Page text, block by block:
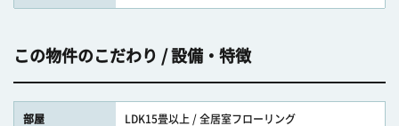
この物件のこだわり / 設備・特徴
部屋 LDK15畳以上 / 全居室フローリング